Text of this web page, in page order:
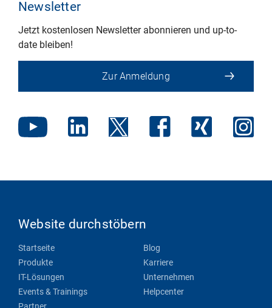
Newsletter
Jetzt kostenlosen Newsletter abonnieren und up-to-
date bleiben!
Zur Anmeldung
Website durchstöbern
Startseite
Produkte
IT-Lösungen
Events & Trainings
Blog
Karriere
Unternehmen
Helpcenter